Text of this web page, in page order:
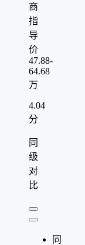
商
指
导
价
47.88-
64.68
万
4.04
分
同
级
对
比
同